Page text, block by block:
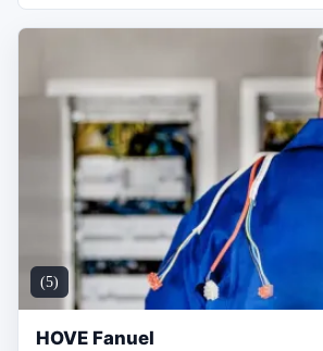
(5)
HOVE Fanuel